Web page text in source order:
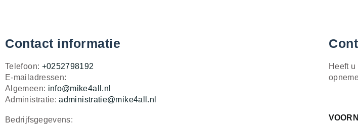
Contact informatie
Telefoon: +0252798192
E-mailadressen:
Algemeen: info@mike4all.nl
Administratie:administratie@mike4all.nl
Bedrijfsgegevens:
Heeft